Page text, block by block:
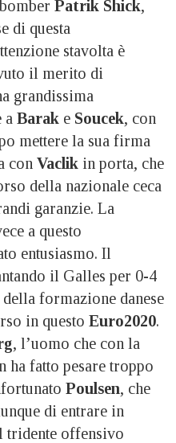
Patrik Shick,
di questa
stavolta è
il merito di
grandissima
a Barak e Soucek, con
mettere la sua firma
con Vaclik in porta, che
della nazionale ceca
garanzie. La
a questo
entusiasmo. Il
il Galles per 0-4
formazione danese
in questo Euro2020.
, l’uomo che con la
ha fatto pesare troppo
Poulsen, che
di entrare in
tridente offensivo